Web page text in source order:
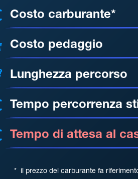
Costo carburante*
Costo pedaggio
Lunghezza percorso
Tempo percorrenza
Tempo di attesa al
* il prezzo del carburante fa